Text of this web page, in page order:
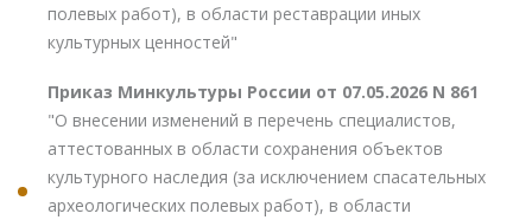
полевых работ), в области реставрации иных
культурных ценностей"
Приказ Минкультуры России от 07.05.2026 N 861
"О внесении изменений в перечень специалистов,
аттестованных в области сохранения объектов
культурного наследия (за исключением спасательных
археологических полевых работ), в области